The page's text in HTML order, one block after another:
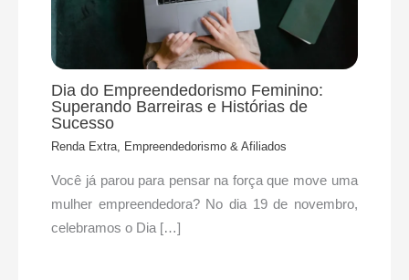
Dia do Empreendedorismo Feminino:
Superando Barreiras e Histórias de
Sucesso
Renda Extra, Empreendedorismo & Afiliados
Você já parou para pensar na força que move uma
mulher empreendedora? No dia 19 de novembro,
celebramos o Dia […]